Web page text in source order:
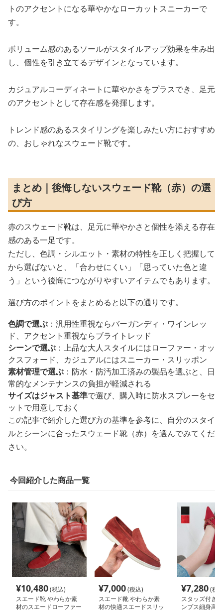
トのアクセントになる華やかなローカットスニーカーで
す。
ボリューム感のあるソールがスタイルアップ効果を生み出
し、個性を引き立てるデザインとなっています。
カジュアルコーディネートに華やかさをプラスでき、足元
のアクセントとして存在感を発揮します。
トレンド感のあるスタイリングを楽しみたい方におすすめ
の、おしゃれなスウェード靴です。
まとめ｜後悔しないスウェード靴（赤）の選
び方
赤のスウェード靴は、足元に華やかさと個性を添える存在
感のある一足です。
ただし、色調・シルエット・素材の特性を正しく把握して
から選ばないと、「合わせにくい」「思っていた色と違
う」という後悔につながりやすいアイテムでもあります。
選び方のポイントをまとめると以下の通りです。
色調で選ぶ ：汎用性重視ならバーガンディ・ワインレッ
ド、アクセント重視ならブライトレッド
シーンで選ぶ ：上品な大人スタイルにはローファー・オッ
クスフォード、カジュアルにはスニーカー・スリッポン
素材管理で選ぶ ：防水・防汚加工済みの製品を選ぶと、日
常的なメンテナンスの負担が軽減される
サイズはジャスト基準で選び、購入時に防水スプレーをセ
ットで用意しておく
この記事で紹介した選び方の基準を参考に、自分のスタイ
ルとシーンに合ったスウェード靴（赤）を選んでみてくだ
さい。
今回紹介した商品一覧
¥10,480(税込)
スエード靴 やわらか素
材のスエードローファー
¥7,000(税込)
スエード靴 やわらか素
材の快適スエードスリッ
¥7,280(税
スタッズ付き
ンプス細身高